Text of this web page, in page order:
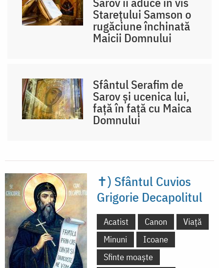
Starețului Samson o
rugăciune închinată
Maicii Domnului
Sfântul Serafim de
Sarov și ucenica lui,
față în față cu Maica
Domnului
✝) Sfântul Cuvios
Grigorie Decapolitul
Acatist Canon
Viață
Minuni
Icoane
Sfinte moaște